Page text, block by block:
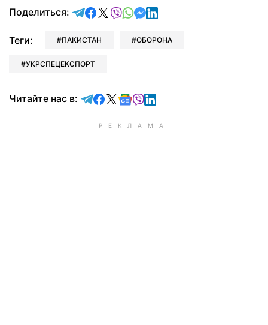
Поделиться: отправить в Telegram
поделиться в Facebook
поделиться в X
отправить в Viber
отправить в Whatsapp
отправить в Messenger
отправить в LinkedIn
Теги: ПАКИСТАН ОБОРОНА
УКРСПЕЦЕКСПОРТ
Читайте нас в: Читайте в Telegram
Читайте в Facebook
Читайте в X
Читайте в Google news
Читайте в Viber
Читайте в LinkedIn